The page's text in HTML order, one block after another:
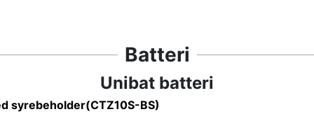
Batteri
Unibat batteri
syrebeholder(CTZ10S-BS)